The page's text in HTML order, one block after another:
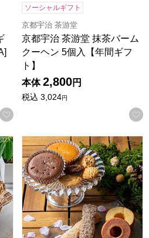
お気に入りに登録する
ソーシャルギフト
京都宇治 茶游堂
京都宇治 茶游堂 抹茶バーム
クーヘン 5個入【年間ギフ
ト】
本体 2,800円
税込 3,024円
15]【年間ギフト】
森の庭 焼き菓子アソート 恵